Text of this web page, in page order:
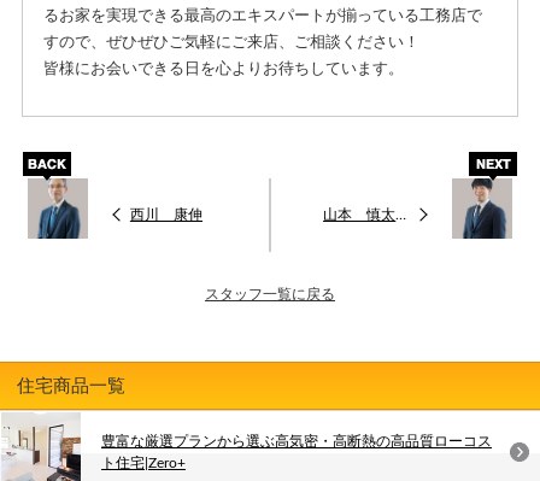
るお家を実現できる最高のエキスパートが揃っている工務店で
すので、ぜひぜひご気軽にご来店、ご相談ください！
皆様にお会いできる日を心よりお待ちしています。
西川 康伸 山本 慎太郎
スタッフ一覧に戻る
住宅商品一覧
豊富な厳選プランから選ぶ高気密・高断熱の高品質ローコス
ト住宅|Zero+